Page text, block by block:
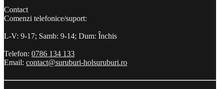
Contact
Comenzi telefonice/suport:
L-V: 9-17; Samb: 9-14; Dum: Închis
Telefon: 0786 134 133
Email: contact@suruburi-holsuruburi.ro